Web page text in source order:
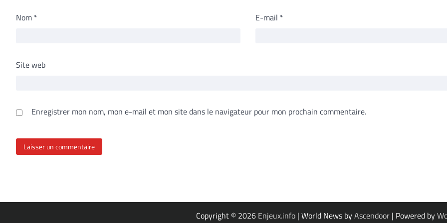
Nom * E-mail *
Site web
Enregistrer mon nom, mon e-mail et mon site dans le navigateur pour mon prochain commentaire.
Copyright © 2026 Enjeux.info| World News byAscendoor| Powered by